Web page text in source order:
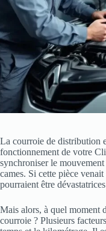
La courroie de distribution
fonctionnement de votre
synchroniser le
cames. Si cette pièce
pourraient être
Mais alors, à quel moment
courroie ? Plusieurs